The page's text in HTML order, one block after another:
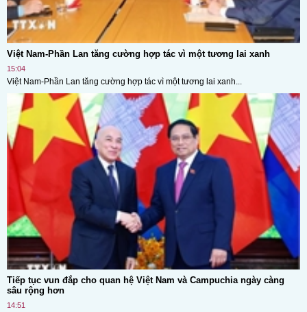
Việt Nam-Phần Lan tăng cường hợp tác vì một tương lai xanh
15:04
Việt Nam-Phần Lan tăng cường hợp tác vì một tương lai xanh...
Tiếp tục vun đắp cho quan hệ Việt Nam và Campuchia ngày càng
sâu rộng hơn
14:51